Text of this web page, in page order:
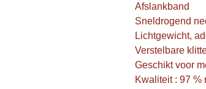
Afslankband
Sneldrogend
Lichtgewicht,
Verstelbare
Geschikt voor
Kwaliteit : 97 %